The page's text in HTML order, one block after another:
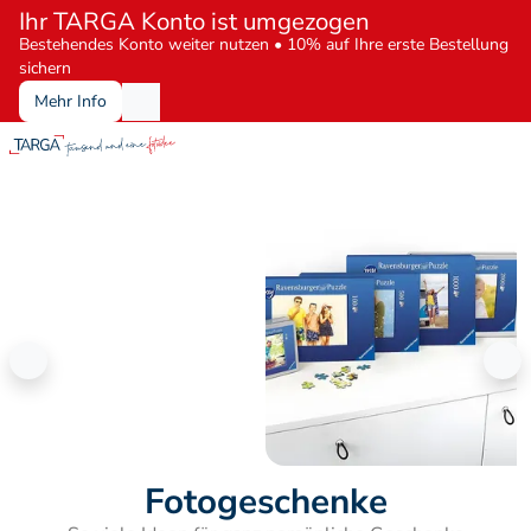
Ihr TARGA Konto ist umgezogen
Bestehendes Konto weiter nutzen • 10% auf Ihre erste Bestellung
sichern
Mehr Info
Fotogeschenke
Individuell gestaltete
Fototassen für Kaffee oder Tee